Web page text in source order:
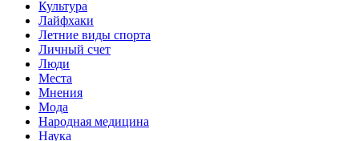
Культура
Лайфхаки
Летние виды спорта
Личный счет
Люди
Места
Мнения
Мода
Народная медицина
Наука